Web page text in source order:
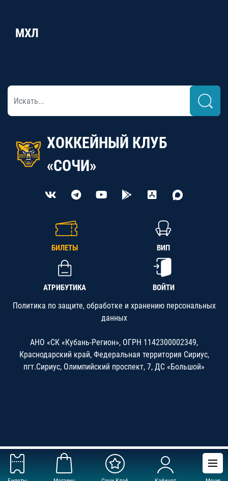
МХЛ
ХОККЕЙНЫЙ КЛУБ
«СОЧИ»
БИЛЕТЫ ВИП
АТРИБУТИКА ВОЙТИ
Политика по защите, обработке и хранению персональных
данных
АНО «СК «Кубань-Регион», ОГРН 1142300002349,
Краснодарский край, Федеральная территория Сириус,
пгт.Сириус, Олимпийский проспект, 7, ДС «Большой»